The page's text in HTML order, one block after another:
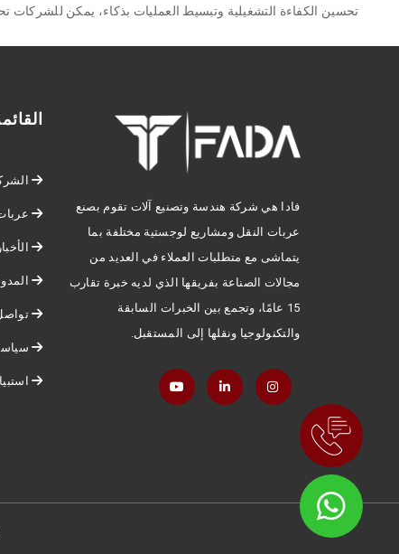
تحسين الكفاءة التشغيلية وتبسيط العمليات بذكاء، يمكن
فادا هي شركة هندسة وتصنيع آلات تقوم بصنع
عربات النقل ومشاريع لوجستية مختلفة بما
يتماشى مع متطلبات العملاء في العديد من
مجالات الصناعة بفريقها الذي لديه خبرة تقارب
15 عامًا، وتجمع بين الخبرات السابقة
والتكنولوجيا ونقلها إلى المستقبل.
الأخبار